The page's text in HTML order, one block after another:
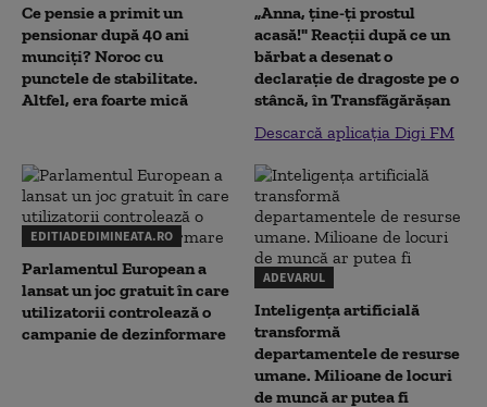
Ce pensie a primit un
pensionar după 40 ani
munciți? Noroc cu
punctele de stabilitate.
Altfel, era foarte mică
„Anna, ţine-ţi prostul
acasă!" Reacţii după ce un
bărbat a desenat o
declaraţie de dragoste pe o
stâncă, în Transfăgărăşan
Descarcă aplicația Digi FM
EDITIADEDIMINEATA.RO
Parlamentul European a
lansat un joc gratuit în care
utilizatorii controlează o
campanie de dezinformare
ADEVARUL
Inteligența artificială
transformă
departamentele de resurse
umane. Milioane de locuri
de muncă ar putea fi